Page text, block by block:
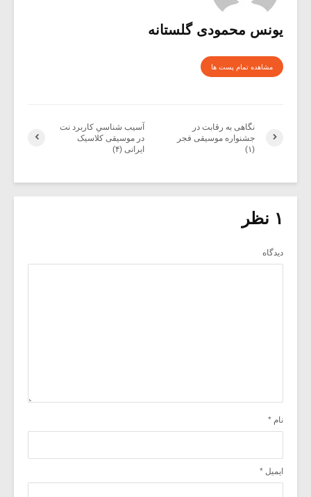
یونس محمودی گلستانه
مشاهده تمام پست ها
آسیب شناسیِ کاربرد نت
در موسیقی کلاسیک
ایرانی (۴)
نگاهی به رقابت در
جشنواره موسیقی فجر
(۱)
۱ نظر
دیدگاه
نام *
ایمیل *